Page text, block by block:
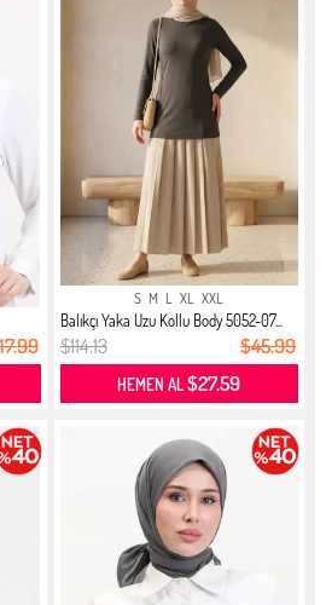
S M L XL XXL
Balıkçı Yaka Uzu Kollu Body 5052-07...
$114.13 $45.99
HEMEN AL$27.59